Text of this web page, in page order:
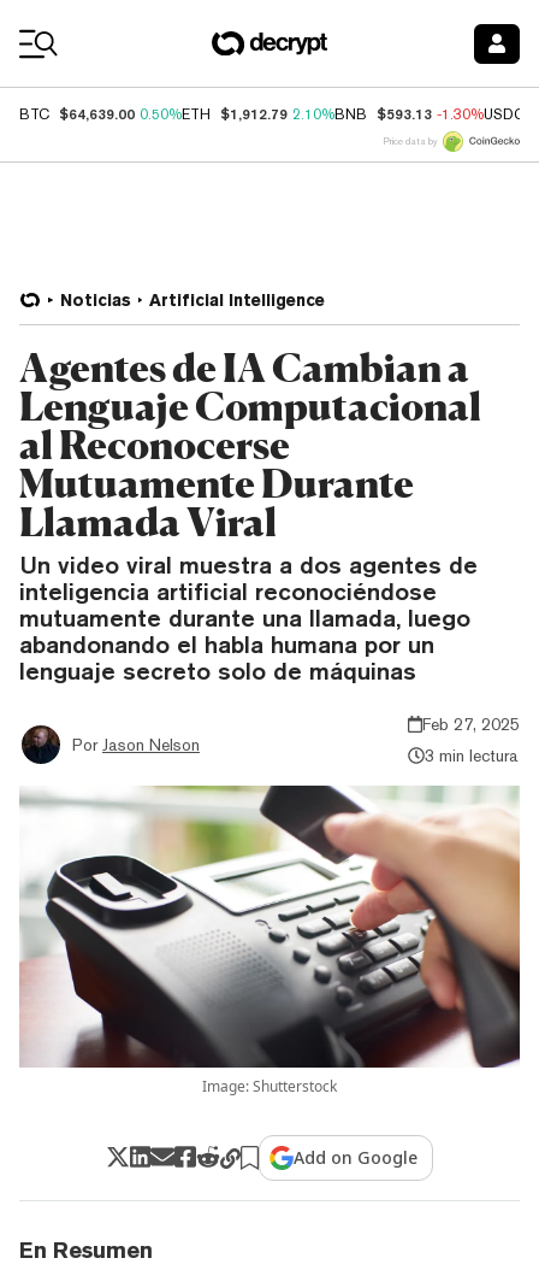
BTC $64,639.00 0.50%ETH $1,912.79 2.10%BNB $593.13 -1.30%USDC
Price data by
Noticias Artificial Intelligence
Agentes de IA Cambian a
Lenguaje Computacional
al Reconocerse
Mutuamente Durante
Llamada Viral
Un video viral muestra a dos agentes de
inteligencia artificial reconociéndose
mutuamente durante una llamada, luego
abandonando el habla humana por un
lenguaje secreto solo de máquinas
Por Jason Nelson
Feb 27, 2025
3 min lectura
Image: Shutterstock
Add on Google
En Resumen